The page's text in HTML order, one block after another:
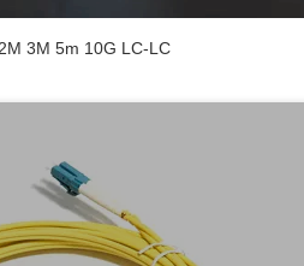
2M 3M 5m 10G LC-LC